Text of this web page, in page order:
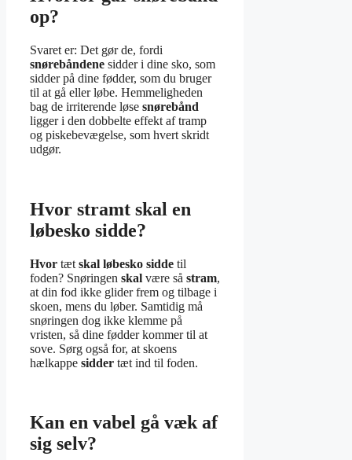
op?
Svaret er: Det gør de, fordi
snørebåndene sidder i dine sko, som
sidder på dine fødder, som du bruger
til at gå eller løbe. Hemmeligheden
bag de irriterende løse snørebånd
ligger i den dobbelte effekt af tramp
og piskebevægelse, som hvert skridt
udgør.
Hvor stramt skal en
løbesko sidde?
Hvor tæt skal løbesko sidde til
foden? Snøringen skal være så stram,
at din fod ikke glider frem og tilbage i
skoen, mens du løber. Samtidig må
snøringen dog ikke klemme på
vristen, så dine fødder kommer til at
sove. Sørg også for, at skoens
hælkappe sidder tæt ind til foden.
Kan en vabel gå væk af
sig selv?